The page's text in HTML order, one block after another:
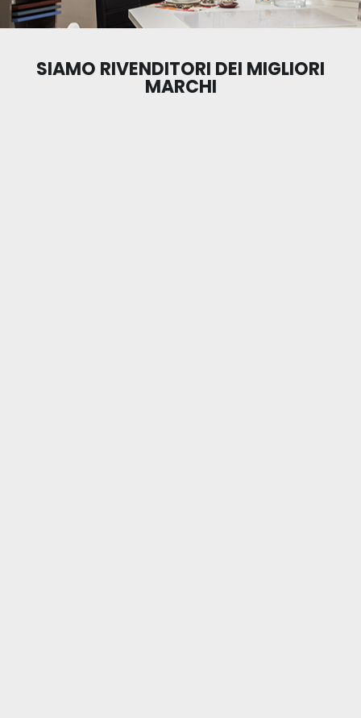
SIAMO RIVENDITORI DEI MIGLIORI
MARCHI